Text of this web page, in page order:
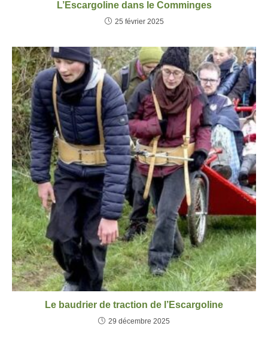
L’Escargoline dans le Comminges
25 février 2025
Le baudrier de traction de l’Escargoline
29 décembre 2025